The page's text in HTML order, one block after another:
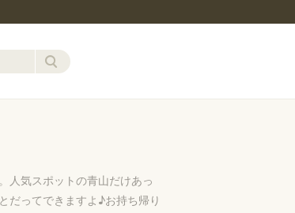
人気スポットの青山だけあっ
だってできますよ♪お持ち帰り